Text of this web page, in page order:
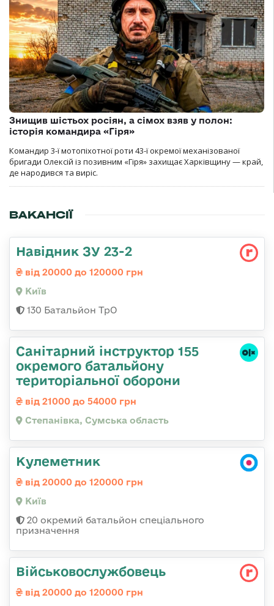
Знищив шістьох росіян, а сімох взяв у полон:
історія командира «Гіря»
Командир 3-ї мотопіхотної роти 43-ї окремої механізованої
бригади Олексій із позивним «Гіря» захищає Харківщину — край,
де народився та виріс.
ВАКАНСІЇ
Навідник ЗУ 23-2
від 20000 до 120000 грн
Київ
130 Батальйон ТрО
Санітарний інструктор 155
окремого батальйону
територіальної оборони
від 21000 до 54000 грн
Степанівка, Сумська область
Кулеметник
від 20000 до 120000 грн
Київ
20 окремий батальйон спеціального
призначення
Військовослужбовець
від 20000 до 120000 грн